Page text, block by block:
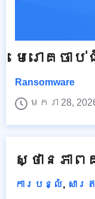
មេរោគ​ចា
Ransomware
មករា 28,
ស្ថានភាព
ការបន្លំ, សារ